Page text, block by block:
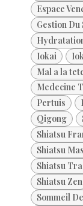
Espace
Gestion Du
Iokai
Mal a la
Medecine
Pertuis
Qigong
Shiatsu
Shiatsu
Shiatsu
Shiatsu Zen
Sommeil